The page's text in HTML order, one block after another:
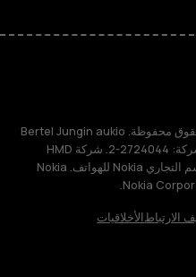
TM و © 2026 HMD Global. جميع الحقوق محفوظة. Bertel Jungin aukio
9, 02600 Espoo, Finland. مُعرِّف الشركة: 2724044-2. شركة HMD
Global Oy حاصلة على ترخيص من الاسم التجاري Nokia للهواتف. Nokia
الارتباطالأخلاقيات